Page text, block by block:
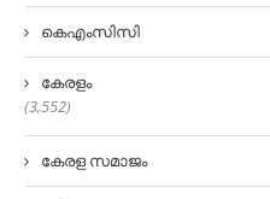
കെഎംസിസി
കേരളം
(3,552)
കേരള സമാജം